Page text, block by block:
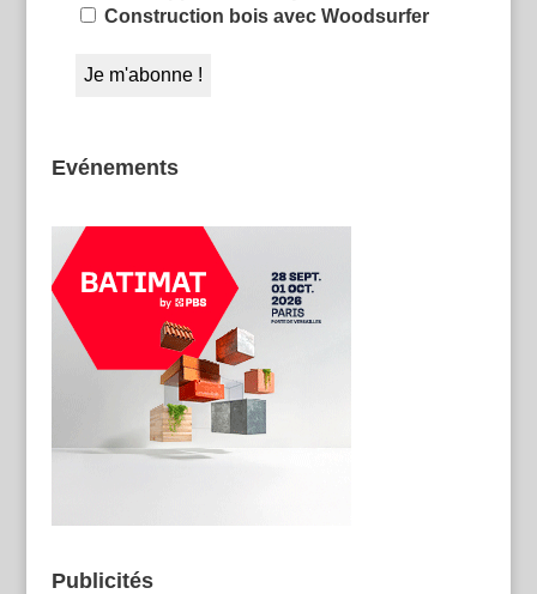
Construction bois avec Woodsurfer
Evénements
Publicités